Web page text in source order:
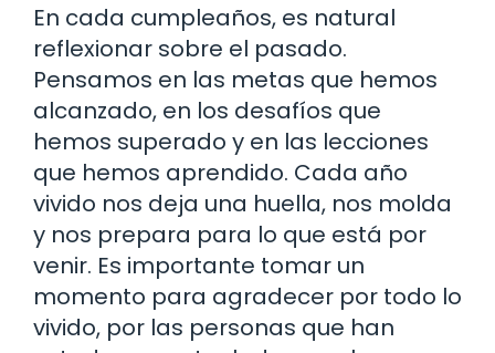
En cada cumpleaños, es natural
reflexionar sobre el pasado.
Pensamos en las metas que hemos
alcanzado, en los desafíos que
hemos superado y en las lecciones
que hemos aprendido. Cada año
vivido nos deja una huella, nos molda
y nos prepara para lo que está por
venir. Es importante tomar un
momento para agradecer por todo lo
vivido, por las personas que han